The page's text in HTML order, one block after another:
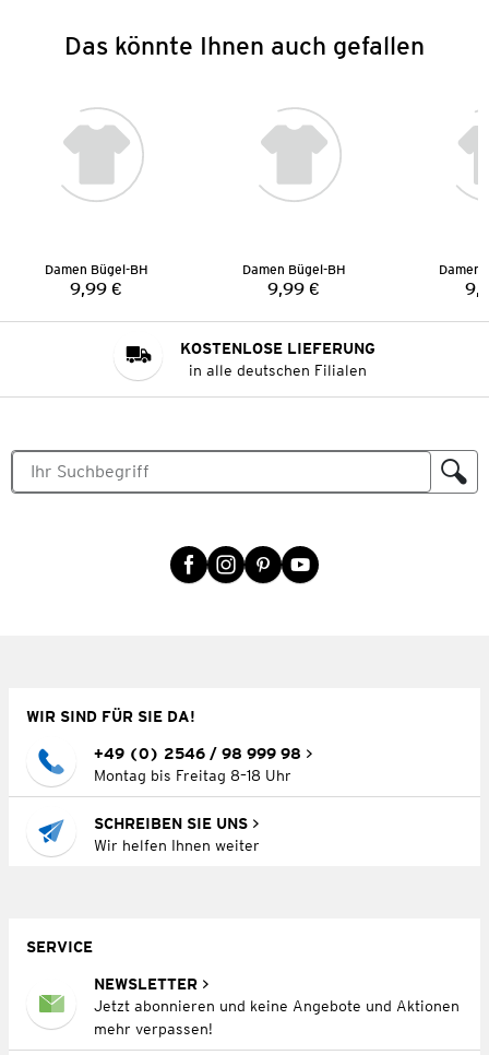
Das könnte Ihnen auch gefallen
Damen Bügel-BH
Preis:
9,99 €
Damen Bügel-BH
Preis:
9,99 €
Damen
KOSTENLOSE LIEFERUNG
in alle deutschen Filialen
WIR SIND FÜR SIE DA!
+49 (0) 2546 / 98 999 98
Montag bis Freitag 8–18 Uhr
SCHREIBEN SIE UNS
Wir helfen Ihnen weiter
SERVICE
NEWSLETTER
Jetzt abonnieren und keine Angebote und Aktionen
mehr verpassen!